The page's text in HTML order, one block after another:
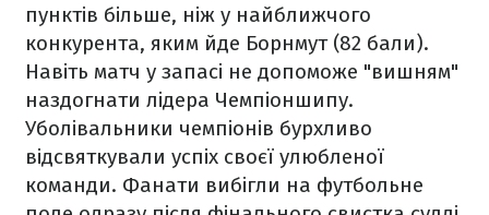
пунктів більше, ніж у найближчого
конкурента, яким йде Борнмут (82 бали).
Навіть матч у запасі не допоможе "вишням"
наздогнати лідера Чемпіоншипу.
Уболівальники чемпіонів бурхливо
відсвяткували успіх своєї улюбленої
команди. Фанати вибігли на футбольне